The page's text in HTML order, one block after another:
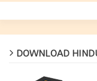
DOWNLOAD